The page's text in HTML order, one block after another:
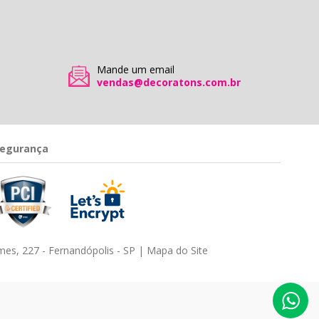
Mande um email
vendas@decoratons.com.br
227 - Fernandópolis - SP | Mapa do Site